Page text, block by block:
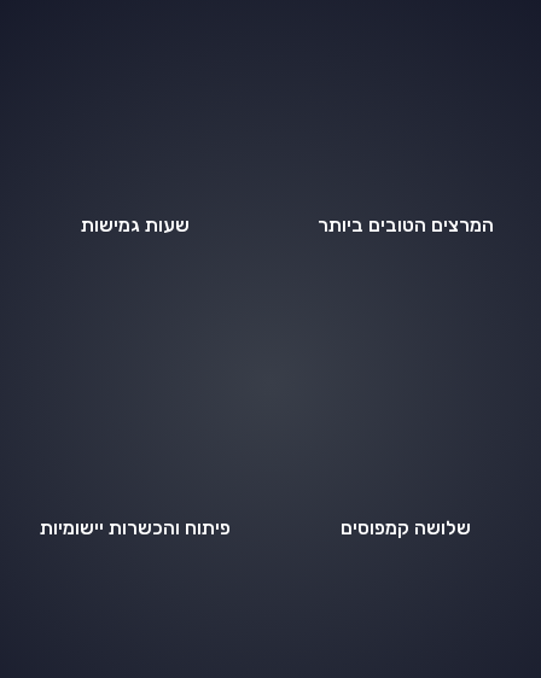
המרצים הטובים ביותר שעות גמישות
שלושה קמפוסים פיתוח והכשרות יישומיות